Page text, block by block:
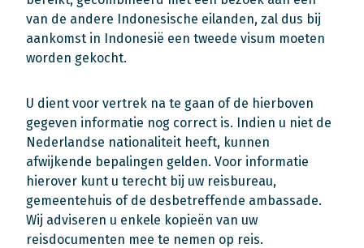
van de andere Indonesische eilanden, zal dus bij
aankomst in Indonesië een tweede visum moeten
worden gekocht.
U dient voor vertrek na te gaan of de hierboven
gegeven informatie nog correct is. Indien u niet de
Nederlandse nationaliteit heeft, kunnen
afwijkende bepalingen gelden. Voor informatie
hierover kunt u terecht bij uw reisbureau,
gemeentehuis of de desbetreffende ambassade.
Wij adviseren u enkele kopieën van uw
reisdocumenten mee te nemen op reis.